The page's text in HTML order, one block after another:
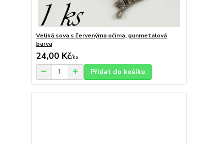
Veliká sova s červenýma očima, gunmetalová
barva
24,00 Kč/ks
Přidat do košíku